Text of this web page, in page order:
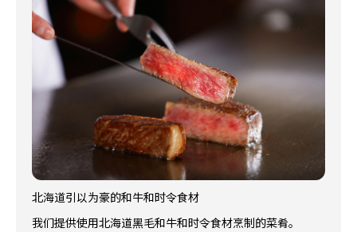
北海道引以为豪的和牛和时令食材
我们提供使用北海道黑毛和牛和时令食材烹制的菜肴。